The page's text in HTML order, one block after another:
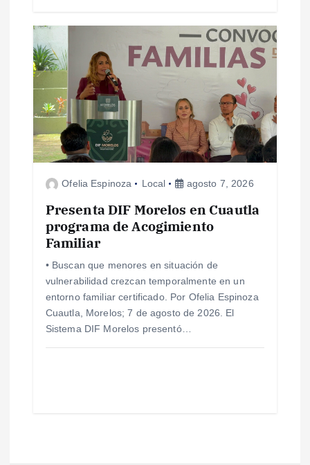
a
s
Ofelia Espinoza Local agosto 7, 2026
Presenta DIF Morelos en Cuautla
programa de Acogimiento
Familiar
• Buscan que menores en situación de
vulnerabilidad crezcan temporalmente en un
entorno familiar certificado. Por Ofelia Espinoza
Cuautla, Morelos; 7 de agosto de 2026. El
Sistema DIF Morelos presentó…